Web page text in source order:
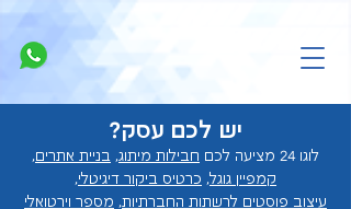
יש לכם עסק?
לוגו 24 מציעה לכם חבילות מיתוג, בניית אתרים,
קמפיין גוגל, כרטיס ביקור דיגיטלי,
עיצוב פוסטים לרשתות החברתיות, מספר וירטואלי